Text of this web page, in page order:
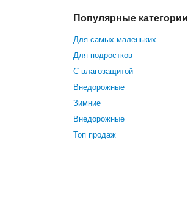
Популярные категории
Для самых маленьких
Для подростков
С влагозащитой
Внедорожные
Зимние
Внедорожные
Топ продаж